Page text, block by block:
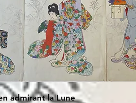
admirant la Lune